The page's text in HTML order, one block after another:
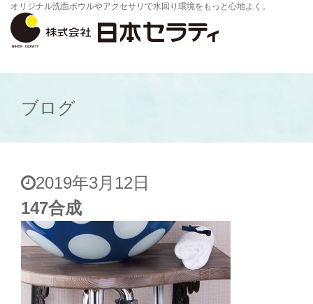
オリジナル洗面ボウルやアクセサリで水回り環境をもっと心地よく。
ブログ
2019年3月12日
147合成